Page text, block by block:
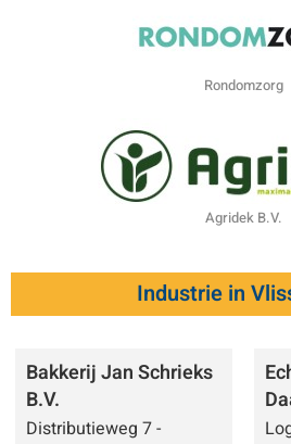
Rondomzorg
Agridek B.V.
Industrie in
Bakkerij Jan Schrieks
B.V.
Distributieweg 7 -